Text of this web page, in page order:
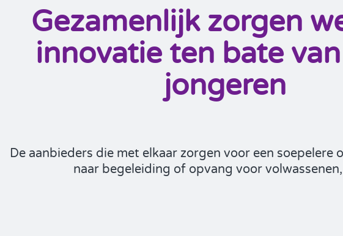
Gezamenlijk zorgen
innovatie ten bate
jongeren
De aanbieders die met elkaar zorgen voor een soepelere
naar begeleiding of opvang voor